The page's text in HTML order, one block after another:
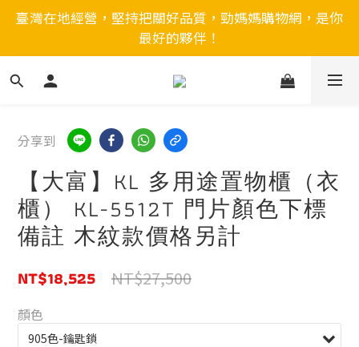
臺灣在地經營，堅持把關好品質，勁媽媽購物網，是你
最好的夥伴！
分享到
【大富】KL 多用途置物櫃（衣
櫃） KL-5512T 門片顏色下標
備註 木紋款價格另計
NT$18,525 NT$27,500
顏色